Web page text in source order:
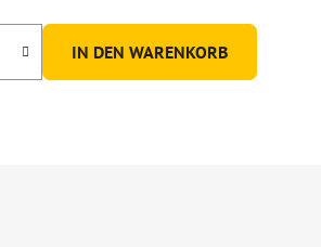
IN DEN WARENKORB